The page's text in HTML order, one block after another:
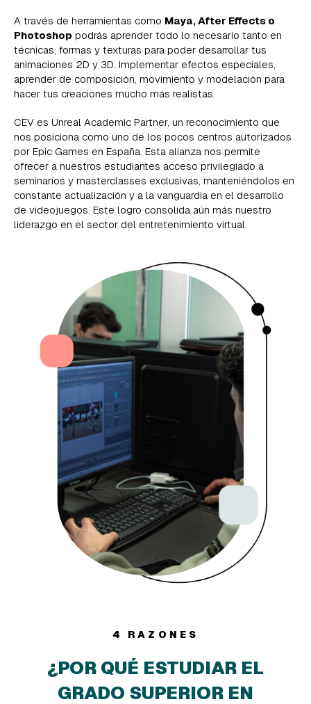
A través de herramientas como Maya, After Effects o
Photoshop podrás aprender todo lo necesario tanto en
técnicas, formas y texturas para poder desarrollar tus
animaciones 2D y 3D. Implementar efectos especiales,
aprender de composición, movimiento y modelación para
hacer tus creaciones mucho más realistas.
CEV es Unreal Academic Partner, un reconocimiento que
nos posiciona como uno de los pocos centros autorizados
por Epic Games en España. Esta alianza nos permite
ofrecer a nuestros estudiantes acceso privilegiado a
seminarios y masterclasses exclusivas, manteniéndolos en
constante actualización y a la vanguardia en el desarrollo
de videojuegos. Este logro consolida aún más nuestro
liderazgo en el sector del entretenimiento virtual.
4 RAZONES
¿POR QUÉ ESTUDIAR EL
GRADO SUPERIOR EN